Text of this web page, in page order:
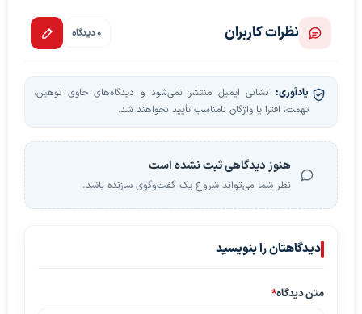
نظرات کاربران 0 دیدگاه
یادآوری: نشانی ایمیل منتشر نمی‌شود و دیدگاه‌های حاوی توهین،
تهمت، افترا یا واژگان نامناسب تأیید نخواهند شد.
هنوز دیدگاهی ثبت نشده است
نظر شما می‌تواند شروع یک گفت‌وگوی سازنده باشد.
دیدگاهتان را بنویسید
متن دیدگاه*